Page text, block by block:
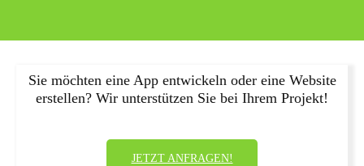
Sie möchten eine App entwickeln oder eine Website
erstellen? Wir unterstützen Sie bei Ihrem Projekt!
JETZT ANFRAGEN!